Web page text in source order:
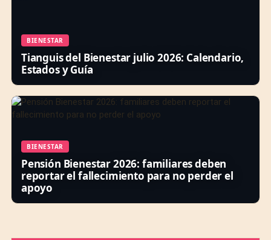
BIENESTAR
Tianguis del Bienestar julio 2026: Calendario,
Estados y Guía
BIENESTAR
Pensión Bienestar 2026: familiares deben
reportar el fallecimiento para no perder el
apoyo